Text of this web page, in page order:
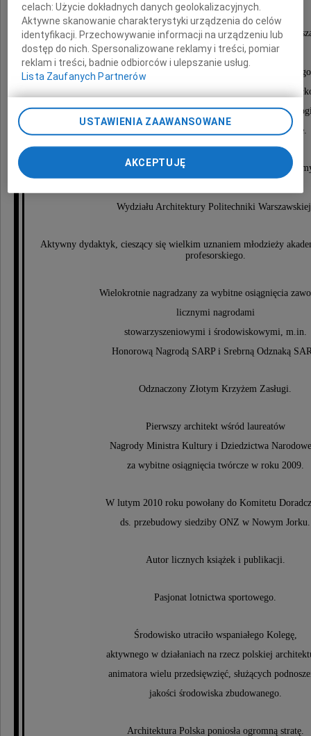
siedziby Fuji Film Polska,
centrum komputerowego Hector, budynku
i zespołu mieszkaniowego w Wilanowie,
zespołu osiedli mieszkaniowych i pawilonu
biurowców Wolf Nullo, Prosta Tower i Wolf
Centrum Profilaktyki Nowotworów, Wydziału
oraz osiedli Marina Mokotów i Nowe Powiśle.
Kierownik Samodzielnej Pracowni Architektury
Wydziału Architektury Politechniki
Aktywny dydaktyk, cieszący się wielkim uznaniem młodzieży
profesorskiego.
Wielokrotnie nagradzany za wybitne osiągnięcia
licznymi nagrodami
stowarzyszeniowymi i środowiskowymi, m.in.
Honorową Nagrodą SARP i Srebrną Odznaką
Odznaczony Złotym Krzyżem Zasługi.
Pierwszy architekt wśród laureatów
Nagrody Ministra Kultury i Dziedzictwa
za wybitne osiągnięcia twórcze w roku 2009.
W lutym 2010 roku powołany do Komitetu
ds. przebudowy siedziby ONZ w Nowym Jorku.
Autor licznych książek i publikacji.
Pasjonat lotnictwa sportowego.
Środowisko utraciło wspaniałego Kolegę,
aktywnego w działaniach na rzecz polskiej
animatora wielu przedsięwzięć, służących
jakości środowiska zbudowanego.
Architektura Polska poniosła ogromną stratę.
celach:Użycie dokładnych danych geolokalizacyjnych.
Aktywne skanowanie charakterystyki urządzenia do celów
identyfikacji. Przechowywanie informacji na urządzeniu lub
dostęp do nich. Spersonalizowane reklamy i treści, pomiar
reklam i treści, badnie odbiorców i ulepszanie usług.
Lista Zaufanych Partnerów
USTAWIENIA ZAAWANSOWANE
AKCEPTUJĘ